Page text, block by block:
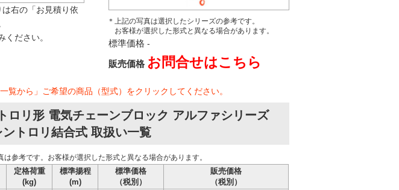
＊上記の写真は選択したシリーズの参考です。
お客様が選択した形式と異なる場合があります。
標準価格 -
販売価格 お問合せはこちら
右の「お見積り依
ください。
覧から」ご希望の商品（型式）をクリックしてください。
ロリ形 電気チェーンブロック アルファシリーズ
トロリ結合式 取扱い一覧
参考です。お客様が選択した形式と異なる場合があります。
定格荷重
(kg)
標準揚程
(m)
標準価格
（税別）
販売価格
（税別）